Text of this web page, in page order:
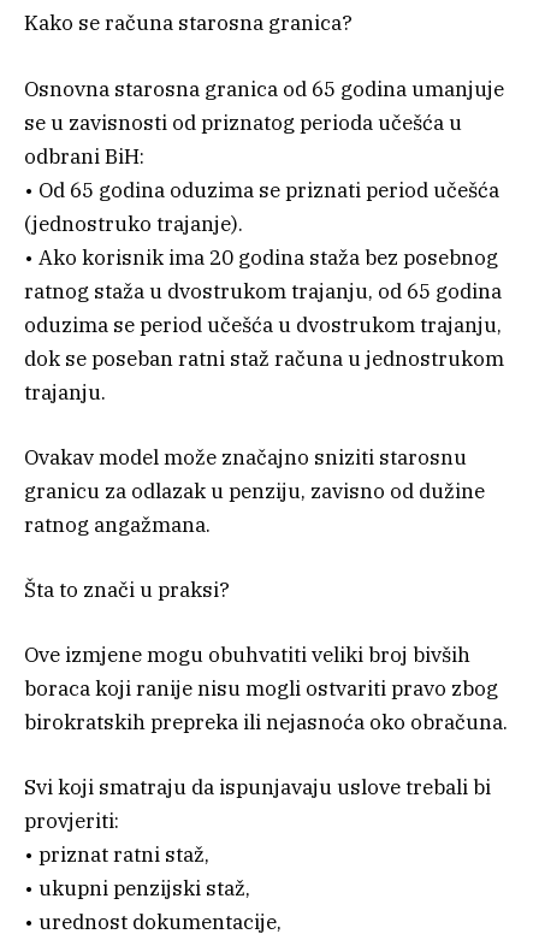
Kako se računa starosna granica?
Osnovna starosna granica od 65 godina umanjuje
se u zavisnosti od priznatog perioda učešća u
odbrani BiH:
• Od 65 godina oduzima se priznati period učešća
(jednostruko trajanje).
• Ako korisnik ima 20 godina staža bez posebnog
ratnog staža u dvostrukom trajanju, od 65 godina
oduzima se period učešća u dvostrukom trajanju,
dok se poseban ratni staž računa u jednostrukom
trajanju.
Ovakav model može značajno sniziti starosnu
granicu za odlazak u penziju, zavisno od dužine
ratnog angažmana.
Šta to znači u praksi?
Ove izmjene mogu obuhvatiti veliki broj bivših
boraca koji ranije nisu mogli ostvariti pravo zbog
birokratskih prepreka ili nejasnoća oko obračuna.
Svi koji smatraju da ispunjavaju uslove trebali bi
provjeriti:
• priznat ratni staž,
• ukupni penzijski staž,
• urednost dokumentacije,